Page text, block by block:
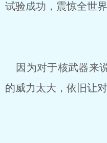
试验成功，震惊全世界
因为对于核武器来
的威力太大，依旧让